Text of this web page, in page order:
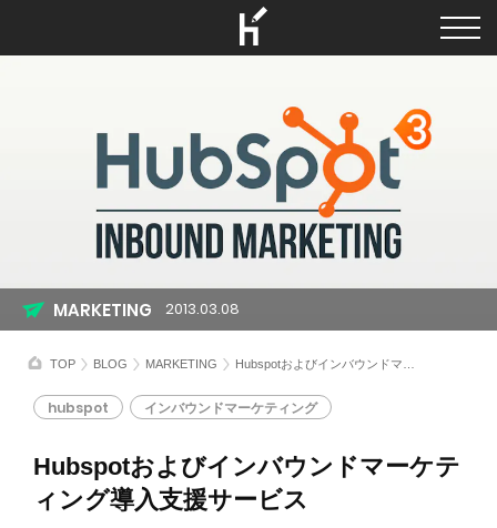
TOP BLOG MARKETING Hubspotおよびインバウンドマーケティング導入支援サービス
Hubspotおよびインバウンドマーケテ
ィング導入支援サービス
hubspot インバウンドマーケティング
MARKETING 2013.03.08